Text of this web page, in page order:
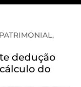
dedução
do